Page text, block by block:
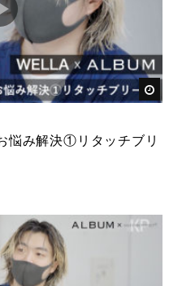
悩み解決①リタッチブリ